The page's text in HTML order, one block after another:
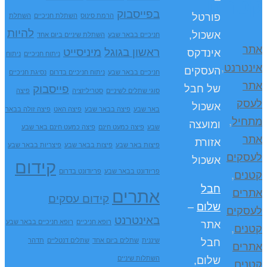
אתר
אינטרנט,
אתר
לעסק
מתחיל,
אתר
לעסקים
קטנים,
אתרים
לעסקים
קטנים,
אתרים
קטנים
בפייסבוק הרמת סינוס השתלת חניכיים השתלת
חניכיים בבאר שבע השתלת שיניים ביום אחד להיות
ראשון בגוגל מיניסייט ניתוח חניכיים ניתוח
חניכיים בבאר שבע ניתוח חניכיים בדרום נסיגת חניכיים
סוגי שתלים לשיניים סטריליזציה פייסבוק פיצה
באר שבע פיצה בבאר שבע פיצה האט פיצה זולה בבאר
שבע פיצה כמעט חינם פיצה כמעט חינם באר שבע
פיצות באר שבע פיצות בבאר שבע פיצריות בבאר שבע
פריודונט בבאר שבע פריודונט בדרום קידום
אתרים קידום עסקים
באינטרנט רופא חניכיים רופא חניכיים בבאר שבע
שיננית שתלים ביום אחד שתלים דנטליים תדהר
השתלות שיניים
פורטל
אשכול,
אינדקס
העסקים
של חבל
אשכול
ומועצה
אזורת
אשכול
חבל
שלום –
אתר
חבל
שלום,